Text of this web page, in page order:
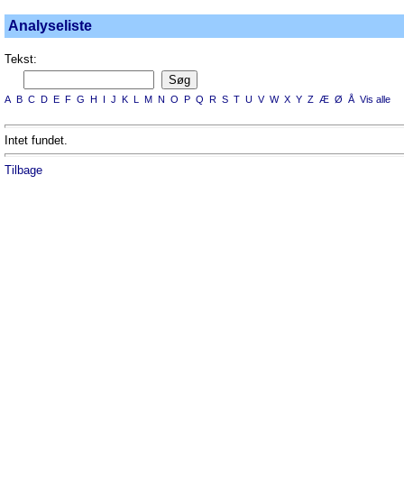
Analyseliste
Tekst:
A B C D E F G H I J K L M N O P Q R S T U V W X Y Z Æ Ø Å Vis alle
Intet fundet.
Tilbage